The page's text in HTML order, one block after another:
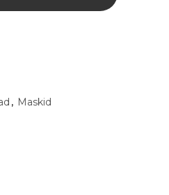
, Maskid